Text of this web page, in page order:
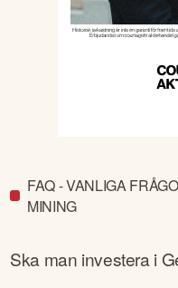
FAQ - VANLIGA
MINING
Ska man investera i